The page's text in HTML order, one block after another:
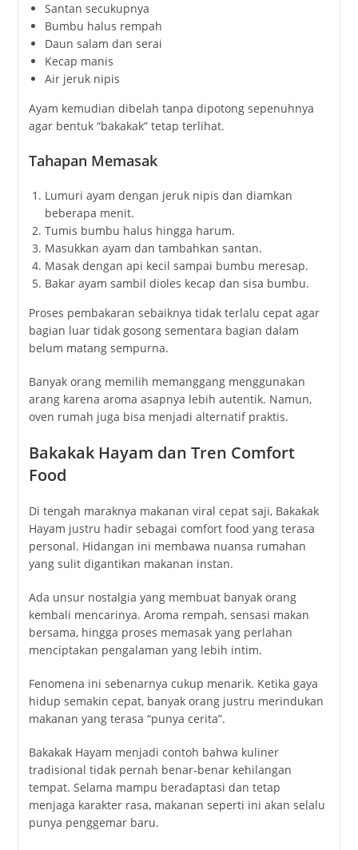
Santan secukupnya
Bumbu halus rempah
Daun salam dan serai
Kecap manis
Air jeruk nipis
Ayam kemudian dibelah tanpa dipotong sepenuhnya
agar bentuk “bakakak” tetap terlihat.
Tahapan Memasak
Lumuri ayam dengan jeruk nipis dan diamkan
beberapa menit.
Tumis bumbu halus hingga harum.
Masukkan ayam dan tambahkan santan.
Masak dengan api kecil sampai bumbu meresap.
Bakar ayam sambil dioles kecap dan sisa bumbu.
Proses pembakaran sebaiknya tidak terlalu cepat agar
bagian luar tidak gosong sementara bagian dalam
belum matang sempurna.
Banyak orang memilih memanggang menggunakan
arang karena aroma asapnya lebih autentik. Namun,
oven rumah juga bisa menjadi alternatif praktis.
Bakakak Hayam dan Tren Comfort
Food
Di tengah maraknya makanan viral cepat saji, Bakakak
Hayam justru hadir sebagai comfort food yang terasa
personal. Hidangan ini membawa nuansa rumahan
yang sulit digantikan makanan instan.
Ada unsur nostalgia yang membuat banyak orang
kembali mencarinya. Aroma rempah, sensasi makan
bersama, hingga proses memasak yang perlahan
menciptakan pengalaman yang lebih intim.
Fenomena ini sebenarnya cukup menarik. Ketika gaya
hidup semakin cepat, banyak orang justru merindukan
makanan yang terasa “punya cerita”.
Bakakak Hayam menjadi contoh bahwa kuliner
tradisional tidak pernah benar-benar kehilangan
tempat. Selama mampu beradaptasi dan tetap
menjaga karakter rasa, makanan seperti ini akan selalu
punya penggemar baru.